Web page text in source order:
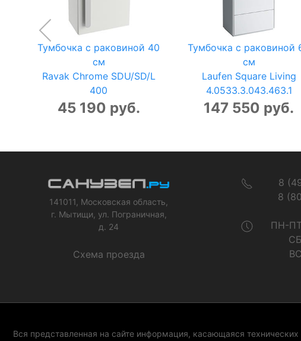
Тумбочка с раковиной 40
см
Ravak Chrome SDU/SD/L
400
45 190 руб.
Тумбочка с раковиной
см
Laufen Square Living
4.0533.3.043.463.1
147 550 руб.
141011, Московская область,
г. Мытищи, ул. Пограничная,
д. 24
Схема проезда
8
8
ПН-ПТ
СБ
ВС
Вся представленная на сайте информация, касающаяся